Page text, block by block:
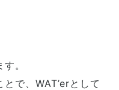
。
で、WAT’erとして